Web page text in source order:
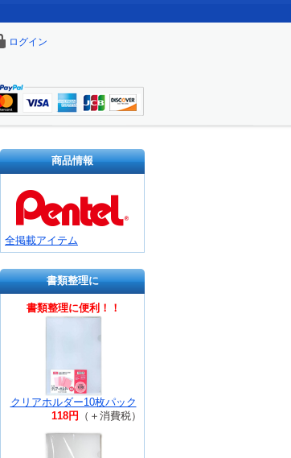
ログイン
商品情報
全掲載アイテム
書類整理に
書類整理に便利！！
クリアホルダー10枚パック
118円
（＋消費税）